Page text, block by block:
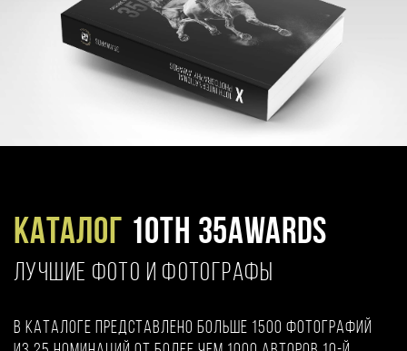
Каталог 10TH 35AWARDS
ЛУЧШИЕ ФОТО И ФОТОГРАФЫ
В каталоге представлено больше 1500 фотографий